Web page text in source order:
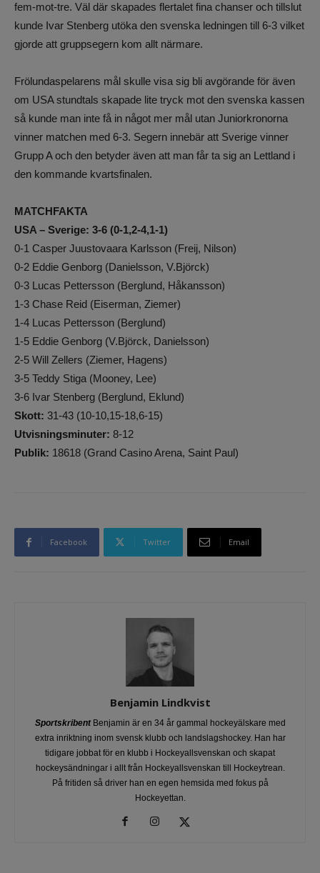
fem-mot-tre. Väl där skapades flertalet fina chanser och tillslut
kunde Ivar Stenberg utöka den svenska ledningen till 6-3 vilket
gjorde att gruppsegern kom allt närmare.
Frölundaspelarens mål skulle visa sig bli avgörande för även
om USA stundtals skapade lite tryck mot den svenska kassen
så kunde man inte få in något mer mål utan Juniorkronorna
vinner matchen med 6-3. Segern innebär att Sverige vinner
Grupp A och den betyder även att man får ta sig an Lettland i
den kommande kvartsfinalen.
MATCHFAKTA
USA – Sverige: 3-6 (0-1,2-4,1-1)
0-1 Casper Juustovaara Karlsson (Freij, Nilson)
0-2 Eddie Genborg (Danielsson, V.Björck)
0-3 Lucas Pettersson (Berglund, Håkansson)
1-3 Chase Reid (Eiserman, Ziemer)
1-4 Lucas Pettersson (Berglund)
1-5 Eddie Genborg (V.Björck, Danielsson)
2-5 Will Zellers (Ziemer, Hagens)
3-5 Teddy Stiga (Mooney, Lee)
3-6 Ivar Stenberg (Berglund, Eklund)
Skott: 31-43 (10-10,15-18,6-15)
Utvisningsminuter: 8-12
Publik: 18618 (Grand Casino Arena, Saint Paul)
Facebook Twitter Email
Benjamin Lindkvist
SportskribentBenjamin är en 34 år gammal hockeyälskare med
extra inriktning inom svensk klubb och landslagshockey. Han har
tidigare jobbat för en klubb i Hockeyallsvenskan och skapat
hockeysändningar i allt från Hockeyallsvenskan till Hockeytrean.
På fritiden så driver han en egen hemsida med fokus på
Hockeyettan.